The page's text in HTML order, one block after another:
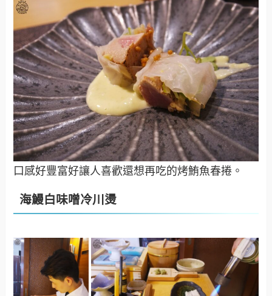
口感好豐富好讓人喜歡還想再吃的烤鮪魚春捲。
海鰻白味噌冷川燙